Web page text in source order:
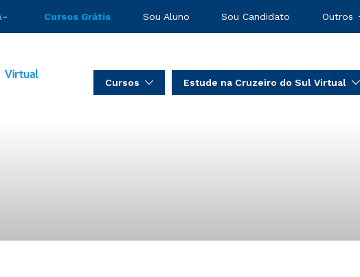
Cursos Grátis Sou Aluno Sou Candidato Outros
Cursos Estude na Cruzeiro do Sul Virtual